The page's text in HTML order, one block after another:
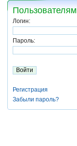
Пользователям
Логин:
Пароль:
Регистрация
Забыли пароль?